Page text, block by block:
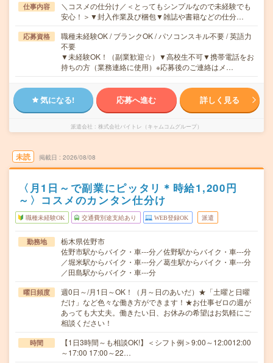
仕事内容
＼コスメの仕分け／＜とってもシンプルなので未経験でも
安心！＞▼封入作業及び梱包▼雑誌や書籍などの仕分…
応募資格
職種未経験OK / ブランクOK / パソコンスキル不要 / 英語力
不要
▼未経験OK！（副業歓迎☆）▼高校生不可▼携帯電話をお
持ちの方（業務連絡に使用）※応募後のご連絡はメ…
気になる! 応募へ進む 詳しく見る
派遣会社 株式会社バイトレ（キャムコムグループ）
未読 掲載日 2026/08/08
〈月1日～で副業にピッタリ＊時給1,200円
～〉コスメのカンタン仕分け
職種未経験OK 交通費別途支給あり WEB登録OK 派遣
勤務地
栃木県佐野市
佐野市駅からバイク・車---分／佐野駅からバイク・車---分
／堀米駅からバイク・車---分／葛生駅からバイク・車---分
／田島駅からバイク・車---分
曜日頻度
週0日～/月1日～OK！（月～日のあいだ）★「土曜と日曜
だけ」など色々な働き方ができます！★お仕事ゼロの週が
あっても大丈夫。働きたい日、お休みの希望はお気軽にご
相談ください！
時間
【1日3時間～も相談OK!】＜シフト例＞9:00～12:0012:00
～17:00 17:00～22…